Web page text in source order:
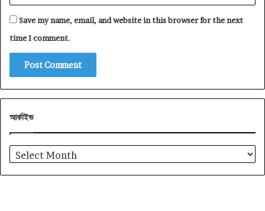
Save my name, email, and website in this browser for the next
time I comment.
আর্কাইভ
আর্কাইভ